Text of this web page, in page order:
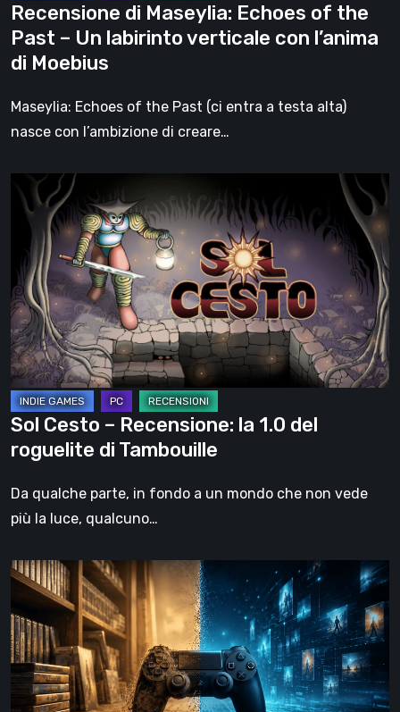
verticale
con
l’anima
di
Recensione di Maseylia: Echoes of the
Past – Un labirinto verticale con l’anima
di Moebius
Maseylia: Echoes of the Past (ci entra a testa alta)
nasce con l’ambizione di creare…
Cesto
Recensione:
la
1.0
del
roguelite
di
Tambouille
Sol Cesto – Recensione: la 1.0 del
roguelite di Tambouille
Da qualche parte, in fondo a un mondo che non vede
più la luce, qualcuno…
Il
futuro
del
formato
fisico